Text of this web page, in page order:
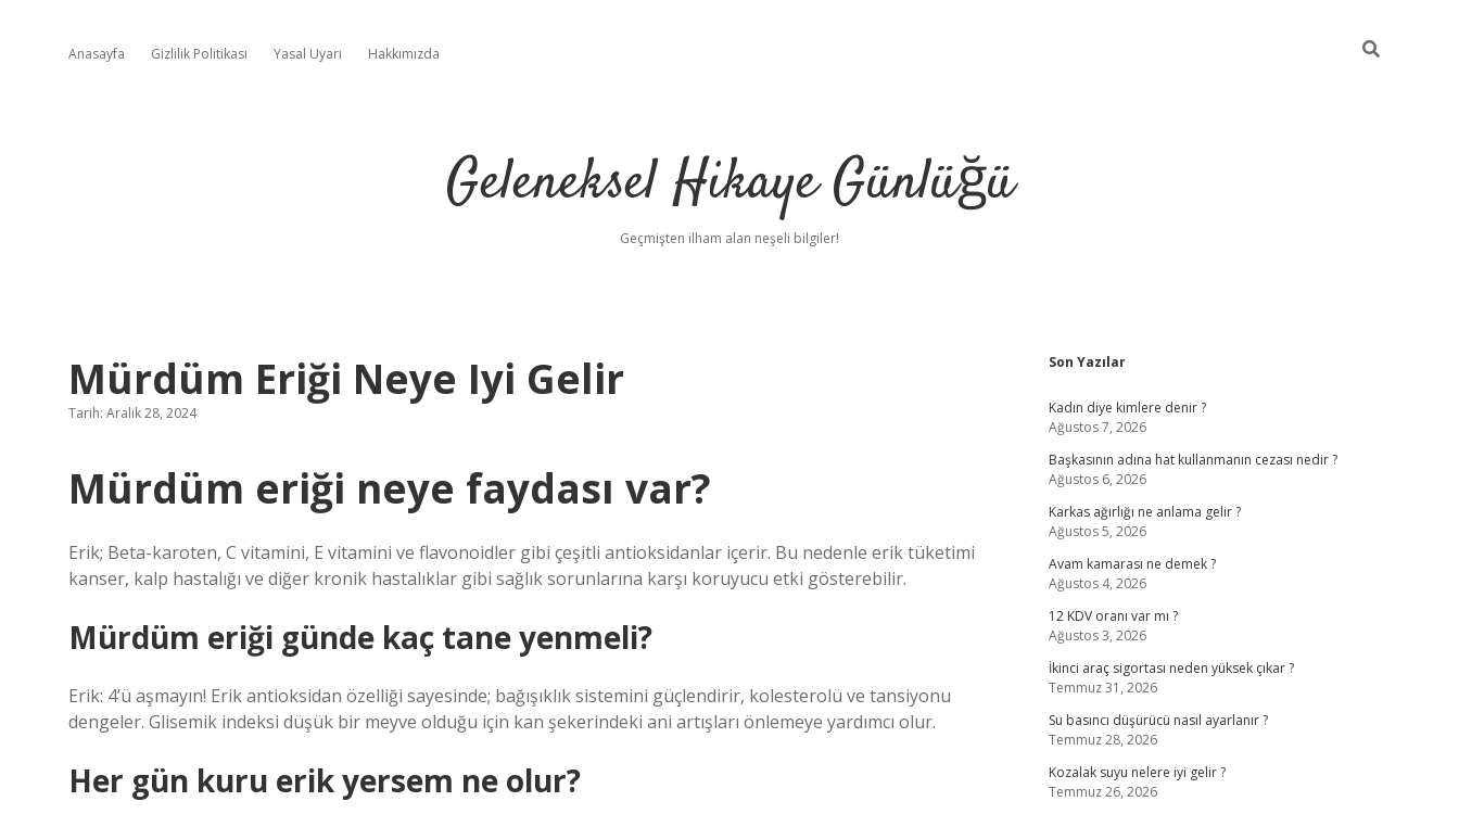
Anasayfa Gizlilik Politikası Yasal Uyarı Hakkımızda
Geleneksel Hikaye Günlüğü
Geçmişten ilham alan neşeli bilgiler!
Mürdüm Eriği Neye Iyi Gelir
Tarih: Aralık 28, 2024
Mürdüm eriği neye faydası var?
Erik; Beta-karoten, C vitamini, E vitamini ve flavonoidler gibi çeşitli antioksidanlar içerir. Bu nedenle erik tüketimi
kanser, kalp hastalığı ve diğer kronik hastalıklar gibi sağlık sorunlarına karşı koruyucu etki gösterebilir.
Mürdüm eriği günde kaç tane yenmeli?
Erik: 4’ü aşmayın! Erik antioksidan özelliği sayesinde; bağışıklık sistemini güçlendirir, kolesterolü ve tansiyonu
dengeler. Glisemik indeksi düşük bir meyve olduğu için kan şekerindeki ani artışları önlemeye yardımcı olur.
Her gün kuru erik yersem ne olur?
Sidebar
Son Yazılar
Kadın diye kimlere denir ?
Ağustos 7, 2026
Başkasının adına hat kullanmanın cezası nedir ?
Ağustos 6, 2026
Karkas ağırlığı ne anlama gelir ?
Ağustos 5, 2026
Avam kamarası ne demek ?
Ağustos 4, 2026
12 KDV oranı var mı ?
Ağustos 3, 2026
İkinci araç sigortası neden yüksek çıkar ?
Temmuz 31, 2026
Su basıncı düşürücü nasıl ayarlanır ?
Temmuz 28, 2026
Kozalak suyu nelere iyi gelir ?
Temmuz 26, 2026